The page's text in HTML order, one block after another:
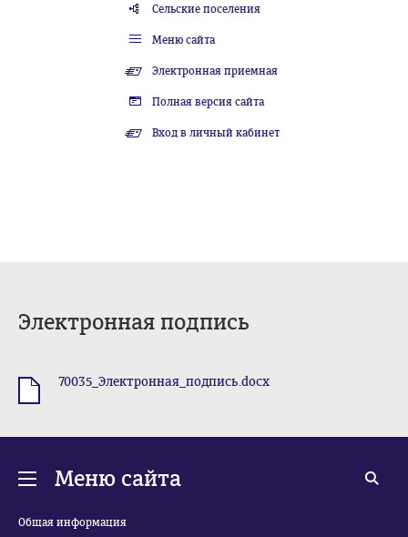
Сельские поселения
Меню сайта
Электронная приемная
Полная версия сайта
Вход в личный кабинет
Электронная подпись
70035_Электронная_подпись.docx
Меню сайта
Общая информация